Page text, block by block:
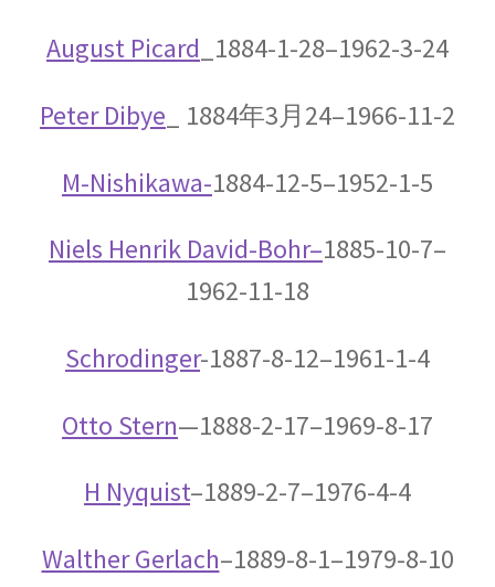
アイザック・バロー
た】
アイナー・ヘルツシュプルング
アウグスト・ピカール
家】
August Picard _1884-1-28–1962-3-24
Peter Dibye _ 1884年3月24–1966-11-2
M-Nishikawa-1884-12-5–1952-1-5
Niels Henrik David-Bohr–1885-10-7–
1962-11-18
Schrodinger-1887-8-12–1961-1-4
Otto Stern—1888-2-17–1969-8-17
H Nyquist–1889-2-7–1976-4-4
Walther Gerlach–1889-8-1–1979-8-10